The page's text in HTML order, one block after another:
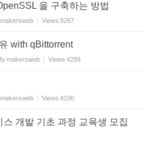
을 구축하는 방법
makersweb Views 8267
with qBittorrent
makersweb Views 4299
makersweb Views 4100
개발 기초 과정 교육생 모집